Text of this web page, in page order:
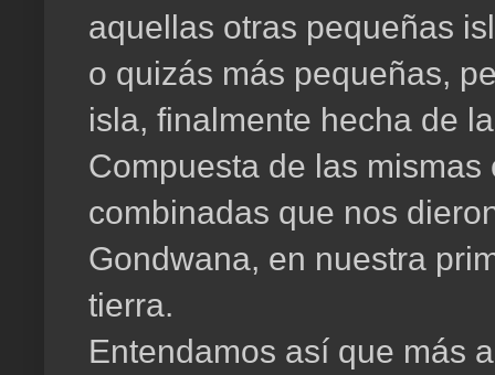
aquellas otras pequeñas
o quizás más pequeñas,
isla, finalmente hecha de
Compuesta de las
combinadas que nos
Gondwana, en nuestra
tierra.
Entendamos así que más